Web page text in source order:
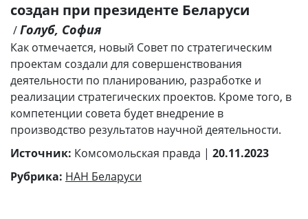
создан при президенте Беларуси
/Голуб, София
Как отмечается, новый Совет по стратегическим
проектам создали для совершенствования
деятельности по планированию, разработке и
реализации стратегических проектов. Кроме того, в
компетенции совета будет внедрение в
производство результатов научной деятельности.
Источник: Комсомольская правда | 20.11.2023
Рубрика: НАН Беларуси